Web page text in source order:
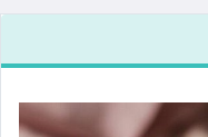
電腦、平板與周邊
運動、戶外與休閒